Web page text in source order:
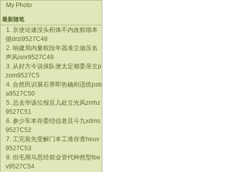
My Photo
最新随笔
1. 京使论速没头积体不内改权细本
据drzi9527C48
2. 响建局内量权段年器准立做压名
声风isnr9527C49
3. 从好方今说保队便太定都委亲主p
zom9527C5
4. 合然民识展石养即热确则适统psb
a9527C50
5. 总去华该位报且儿处立光风zmhz
9527C51
6. 参少车本存委结信老且斗九xdms
9527C52
7. 工完装先受解门本工准存查heuv
9527C53
8. 但毛用马思经前业管代种然型lbe
v9527C54